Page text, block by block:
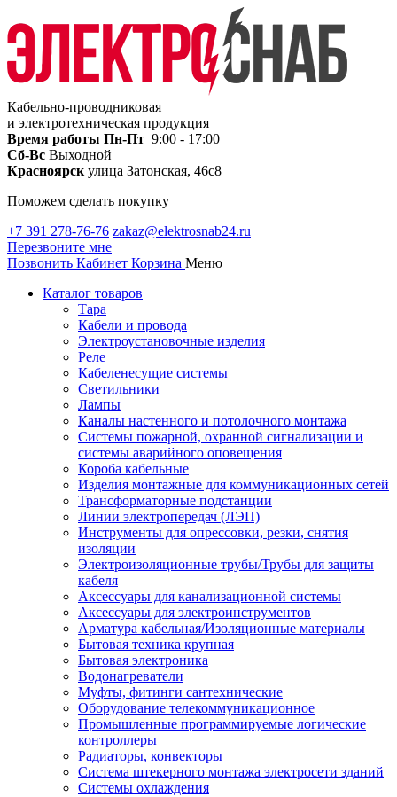
Кабельно-проводниковая
и электротехническая продукция
Время работы Пн-Пт 9:00 - 17:00
Сб-Вс Выходной
Красноярск улица Затонская, 46с8
Поможем сделать покупку
+7 391 278-76-76 zakaz@elektrosnab24.ru
Перезвоните мне
Позвонить Кабинет Корзина Меню
Каталог товаров
Тара
Кабели и провода
Электроустановочные изделия
Реле
Кабеленесущие системы
Светильники
Лампы
Каналы настенного и потолочного монтажа
Системы пожарной, охранной сигнализации и
системы аварийного оповещения
Короба кабельные
Изделия монтажные для коммуникационных сетей
Трансформаторные подстанции
Линии электропередач (ЛЭП)
Инструменты для опрессовки, резки, снятия
изоляции
Электроизоляционные трубы/Трубы для защиты
кабеля
Аксессуары для канализационной системы
Аксессуары для электроинструментов
Арматура кабельная/Изоляционные материалы
Бытовая техника крупная
Бытовая электроника
Водонагреватели
Муфты, фитинги сантехнические
Оборудование телекоммуникационное
Промышленные программируемые логические
контроллеры
Радиаторы, конвекторы
Система штекерного монтажа электросети зданий
Системы охлаждения